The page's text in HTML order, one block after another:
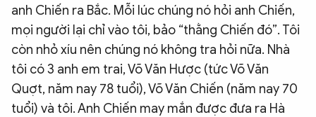
anh Chiến ra Bắc. Mỗi lúc chúng nó hỏi anh Chiến,
mọi người lại chỉ vào tôi, bảo “thằng Chiến đó”. Tôi
còn nhỏ xíu nên chúng nó không tra hỏi nữa. Nhà
tôi có 3 anh em trai, Võ Văn Hược (tức Võ Văn
Quợt, năm nay 78 tuổi), Võ Văn Chiến (năm nay 70
tuổi) và tôi. Anh Chiến may mắn được đưa ra Hà